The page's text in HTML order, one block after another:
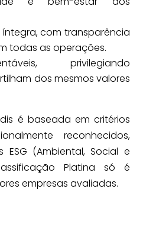
com transparência
todas as operações.
privilegiando
dos mesmos valores
é baseada em critérios
reconhecidos,
(Ambiental, Social e
Platina só é
empresas avaliadas.